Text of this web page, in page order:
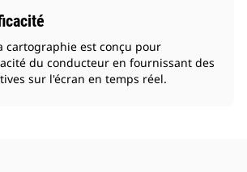
cartographie est conçu pour
du conducteur en fournissant des
sur l'écran en temps réel.